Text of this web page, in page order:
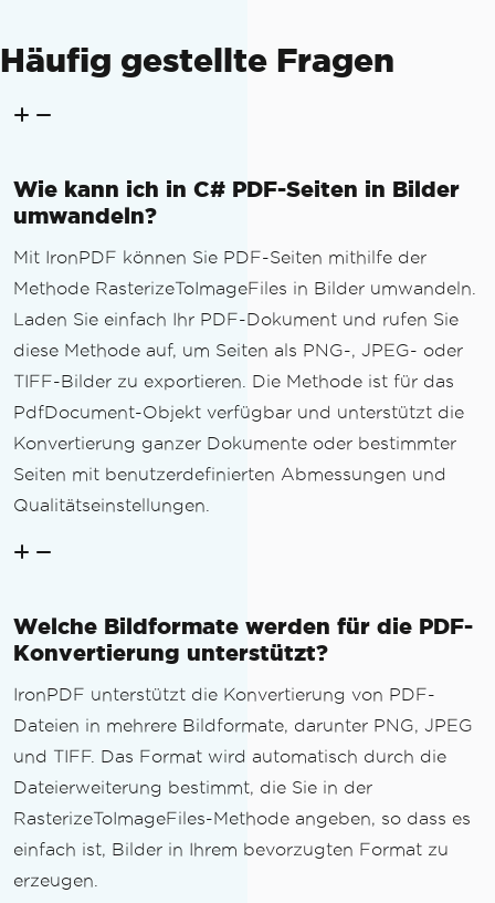
Häufig gestellte Fragen
Wie kann ich in C# PDF-Seiten in Bilder
umwandeln?
Mit IronPDF können Sie PDF-Seiten mithilfe der
Methode RasterizeToImageFiles in Bilder umwandeln.
Laden Sie einfach Ihr PDF-Dokument und rufen Sie
diese Methode auf, um Seiten als PNG-, JPEG- oder
TIFF-Bilder zu exportieren. Die Methode ist für das
PdfDocument-Objekt verfügbar und unterstützt die
Konvertierung ganzer Dokumente oder bestimmter
Seiten mit benutzerdefinierten Abmessungen und
Qualitätseinstellungen.
Welche Bildformate werden für die PDF-
Konvertierung unterstützt?
IronPDF unterstützt die Konvertierung von PDF-
Dateien in mehrere Bildformate, darunter PNG, JPEG
und TIFF. Das Format wird automatisch durch die
Dateierweiterung bestimmt, die Sie in der
RasterizeToImageFiles-Methode angeben, so dass es
einfach ist, Bilder in Ihrem bevorzugten Format zu
erzeugen.